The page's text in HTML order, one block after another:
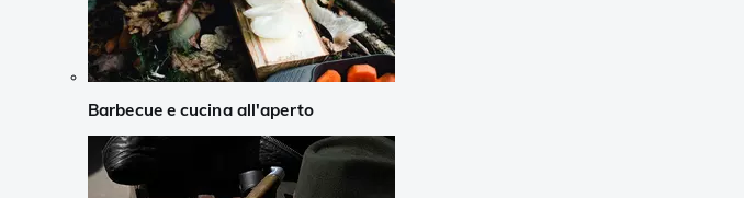
Barbecue e cucina all'aperto